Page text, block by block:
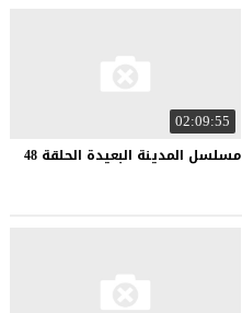
02:09:55
مسلسل المدينة البعيدة الحلقة 48